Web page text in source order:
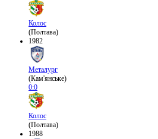
Колос
(Полтава)
1982
Металург
(Кам'янське)
0:0
Колос
(Полтава)
1988